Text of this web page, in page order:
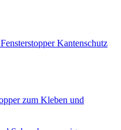
Kantenschutz
zum Kleben und